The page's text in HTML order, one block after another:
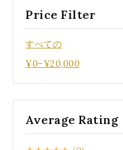
Price Filter
すべての
¥0–¥20,000
Average Rating